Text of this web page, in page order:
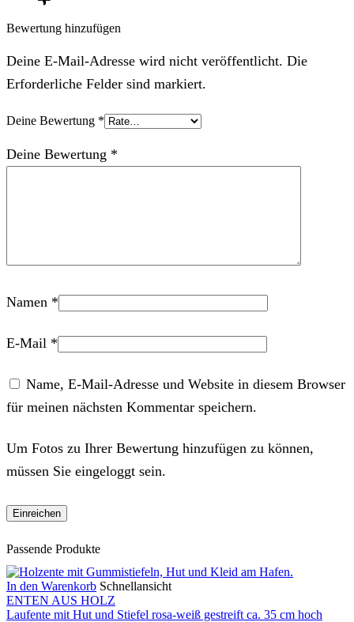
Bewertung hinzufügen
Deine E-Mail-Adresse wird nicht veröffentlicht. Die
Erforderliche Felder sind markiert.
Deine Bewertung *
Deine Bewertung *
Namen *
E-Mail *
Name, E-Mail-Adresse und Website in diesem Browser
für meinen nächsten Kommentar speichern.
Um Fotos zu Ihrer Bewertung hinzufügen zu können,
müssen Sie eingeloggt sein.
Passende Produkte
In den Warenkorb Schnellansicht
ENTEN AUS HOLZ
Laufente mit Hut und Stiefel rosa-weiß gestreift ca. 35 cm hoch